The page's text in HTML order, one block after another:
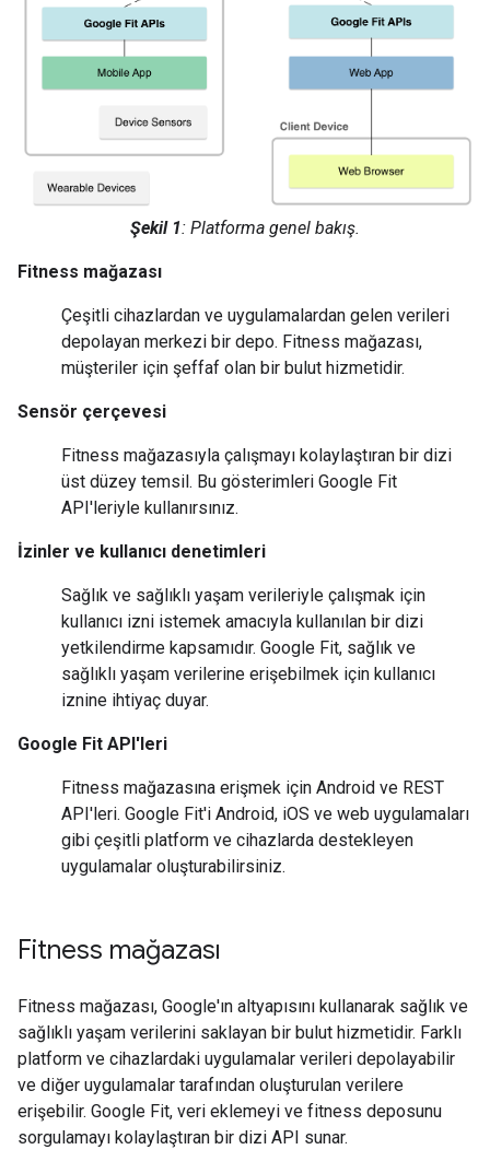
Şekil 1: Platforma genel bakış.
Fitness mağazası
Çeşitli cihazlardan ve uygulamalardan gelen verileri
depolayan merkezi bir depo. Fitness mağazası,
müşteriler için şeffaf olan bir bulut hizmetidir.
Sensör çerçevesi
Fitness mağazasıyla çalışmayı kolaylaştıran bir dizi
üst düzey temsil. Bu gösterimleri Google Fit
API'leriyle kullanırsınız.
İzinler ve kullanıcı denetimleri
Sağlık ve sağlıklı yaşam verileriyle çalışmak için
kullanıcı izni istemek amacıyla kullanılan bir dizi
yetkilendirme kapsamıdır. Google Fit, sağlık ve
sağlıklı yaşam verilerine erişebilmek için kullanıcı
iznine ihtiyaç duyar.
Google Fit API'leri
Fitness mağazasına erişmek için Android ve REST
API'leri. Google Fit'i Android, iOS ve web uygulamaları
gibi çeşitli platform ve cihazlarda destekleyen
uygulamalar oluşturabilirsiniz.
Fitness mağazası
Fitness mağazası, Google'ın altyapısını kullanarak sağlık ve
sağlıklı yaşam verilerini saklayan bir bulut hizmetidir. Farklı
platform ve cihazlardaki uygulamalar verileri depolayabilir
ve diğer uygulamalar tarafından oluşturulan verilere
erişebilir. Google Fit, veri eklemeyi ve fitness deposunu
sorgulamayı kolaylaştıran bir dizi API sunar.